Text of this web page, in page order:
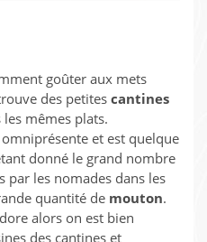
goûter aux mets
des petites cantines
mêmes plats.
et est quelque
donné le grand nombre
par les nomades dans les
quantité de mouton.
alors on est bien
des cantines et